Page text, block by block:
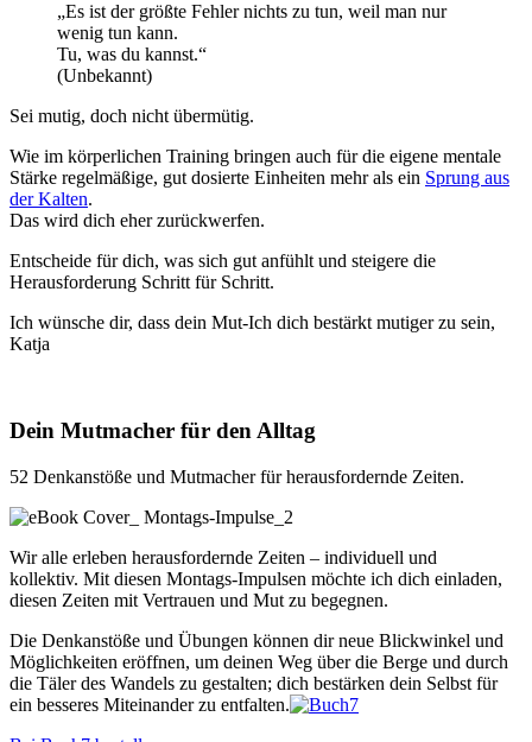
„Es ist der größte Fehler nichts zu tun, weil man nur
wenig tun kann.
Tu, was du kannst.“
(Unbekannt)
Sei mutig, doch nicht übermütig.
Wie im körperlichen Training bringen auch für die eigene mentale
Stärke regelmäßige, gut dosierte Einheiten mehr als ein Sprung aus
der Kalten.
Das wird dich eher zurückwerfen.
Entscheide für dich, was sich gut anfühlt und steigere die
Herausforderung Schritt für Schritt.
Ich wünsche dir, dass dein Mut-Ich dich bestärkt mutiger zu sein,
Katja
Dein Mutmacher für den Alltag
52 Denkanstöße und Mutmacher für herausfordernde Zeiten.
Wir alle erleben herausfordernde Zeiten – individuell und
kollektiv. Mit diesen Montags-Impulsen möchte ich dich einladen,
diesen Zeiten mit Vertrauen und Mut zu begegnen.
Die Denkanstöße und Übungen können dir neue Blickwinkel und
Möglichkeiten eröffnen, um deinen Weg über die Berge und durch
die Täler des Wandels zu gestalten; dich bestärken dein Selbst für
ein besseres Miteinander zu entfalten.